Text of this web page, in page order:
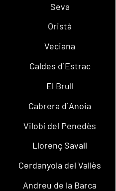
Seva
Oristà
Veciana
Caldes d´Estrac
El Brull
Cabrera d´Anoia
Vilobí del Penedès
Llorenç Savall
Cerdanyola del Vallès
Andreu de la Barca